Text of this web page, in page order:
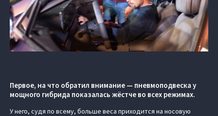
Первое, на что обратил внимание — пневмоподвеска у
мощного гибрида показалась жёстче во всех режимах.
У него, судя по всему, больше веса приходится на носовую